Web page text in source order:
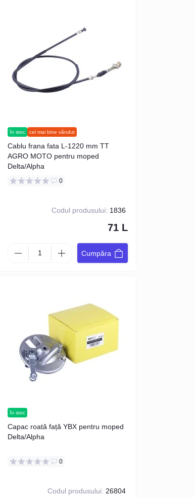
în stoc cel mai bine vândut
Cablu frana fata L-1220 mm TT
AGRO MOTO pentru moped
Delta/Alpha
0
Codul produsului: 1836
71 L
Cumpăra
în stoc
Capac roată față YBX pentru moped
Delta/Alpha
0
Codul produsului: 26804